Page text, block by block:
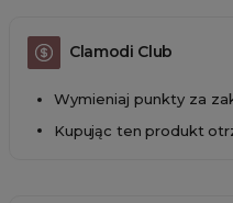
Clamodi Club
Wymieniaj punkty za
Kupując ten produkt